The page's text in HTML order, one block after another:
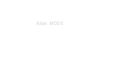
Kilde: MODS